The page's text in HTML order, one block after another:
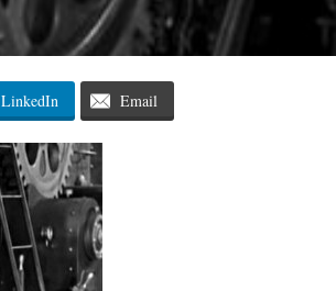
LinkedIn Email